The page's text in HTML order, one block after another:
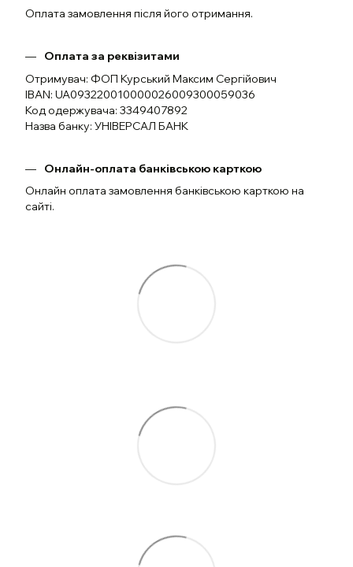
Оплата замовлення після його отримання.
Оплата за реквізитами
Отримувач: ФОП Курський Максим Сергійович
IBAN: UA093220010000026009300059036
Код одержувача: 3349407892
Назва банку: УНІВЕРСАЛ БАНК
Онлайн-оплата банківською карткою
Онлайн оплата замовлення банківською карткою на
сайті.